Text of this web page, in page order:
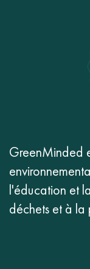
GreenMinded
l'éducation et
déchets et à